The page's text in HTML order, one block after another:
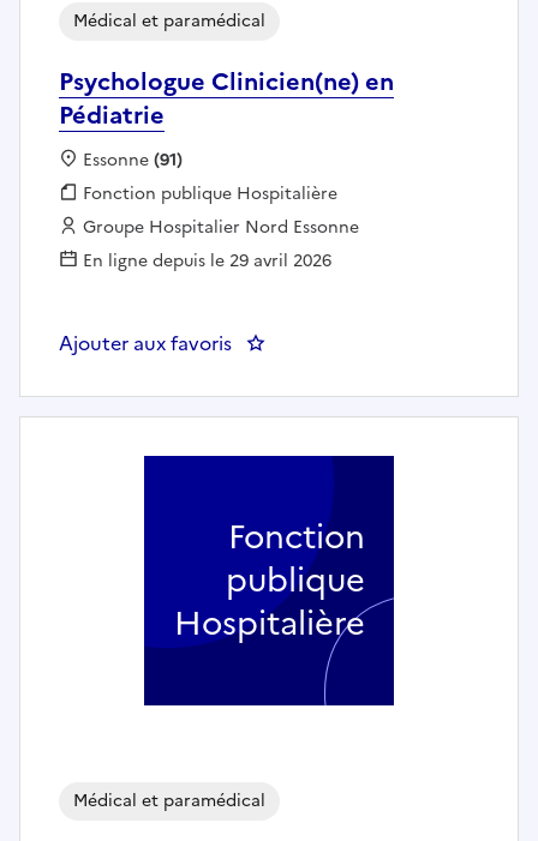
Psychologue Clinicien(ne) en
Pédiatrie
Médical et paramédical
Localisation :
Essonne(91)
Fonction publique :
Fonction publique Hospitalière
Employeur :
Groupe Hospitalier Nord Essonne
En ligne depuis le 29 avril 2026
Ajouter aux favoris : Psychologue Clinicien(ne) en
Médical et paramédical
Fonction
publique
Hospitalière